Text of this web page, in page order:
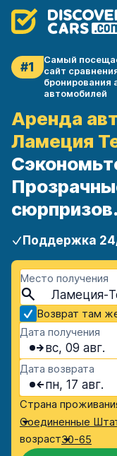
#1
Самый
сайт
бронирования
автомобилей
Аренда
Ламеция
сюрпризов.
Поддержка
Место получения
Возврат там
Дата получения
вс, 09 авг.
Дата возврата
пн, 17 авг.
Страна
Соединенные
возраст30-65